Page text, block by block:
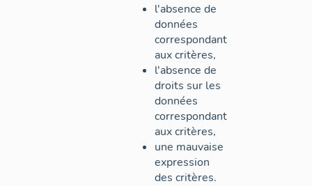
l'absence de
données
correspondant
aux critères,
l'absence de
droits sur les
données
correspondant
aux critères,
une mauvaise
expression
des critères.